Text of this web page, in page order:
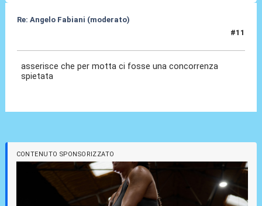
Re: Angelo Fabiani (moderato)
#11
asserisce che per motta ci fosse una concorrenza
spietata
CONTENUTO SPONSORIZZATO